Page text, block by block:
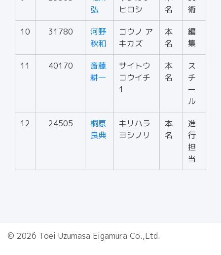
弘
ヒロシ
名
術
10 31780
河野
秋和
コウノ ア
キカズ
本
名
編
集
11 40170
斎藤
耕一
サイトウ
コウイチ
1
本
名
ス
チ
ー
ル
12 24505
桐原
良典
キリハラ
ヨシノリ
本
名
進
行
担
当
© 2026 Toei Uzumasa Eigamura Co.,Ltd.